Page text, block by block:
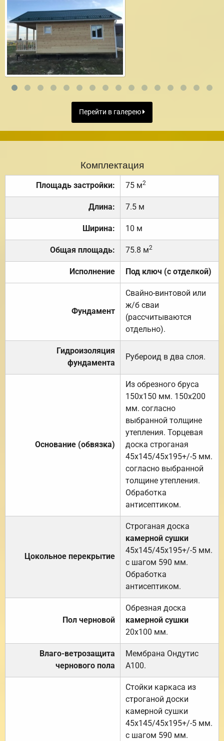
Перейти в галерею
Комплектация
Площадь застройки: 75 м2
Длина: 7.5 м
Ширина: 10 м
Общая площадь: 75.8 м2
Исполнение Под ключ (с отделкой)
Фундамент
Свайно-винтовой или
ж/б сваи
(рассчитываются
отдельно).
Гидроизоляция
фундамента
Рубероид в два слоя.
Основание (обвязка)
Из обрезного бруса
150х150 мм. 150х200
мм. согласно
выбранной толщине
утепления. Торцевая
доска строганая
45х145/45х195+/-5 мм.
согласно выбранной
толщине утепления.
Обработка
антисептиком.
Цокольное перекрытие
Строганая доска
камерной сушки
45х145/45х195+/-5 мм.
с шагом 590 мм.
Обработка
антисептиком.
Пол черновой
Обрезная доска
камерной сушки
20х100 мм.
Влаго-ветрозащита
чернового пола
Мембрана Ондутис
А100.
Стойки каркаса из
строганой доски
камерной сушки
45х145/45х195+/-5 мм.
с шагом 590 мм.